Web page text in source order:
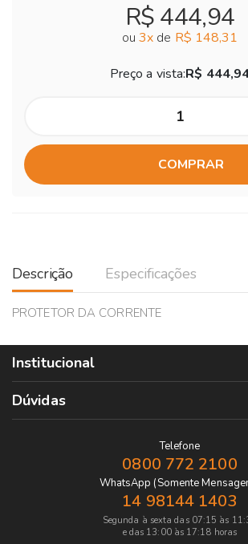
R$ 444,94
ou 3x de R$ 148,31
Preço a vista:R$
COMPRAR
Descrição Especificações
PROTETOR DA CORRENTE
Institucional
Dúvidas
Telefone
0800 772 2100
WhatsApp (Somente
14 98144 1403
Segunda à sexta das 07:15 às
e das 13:00 às 17:18 horas